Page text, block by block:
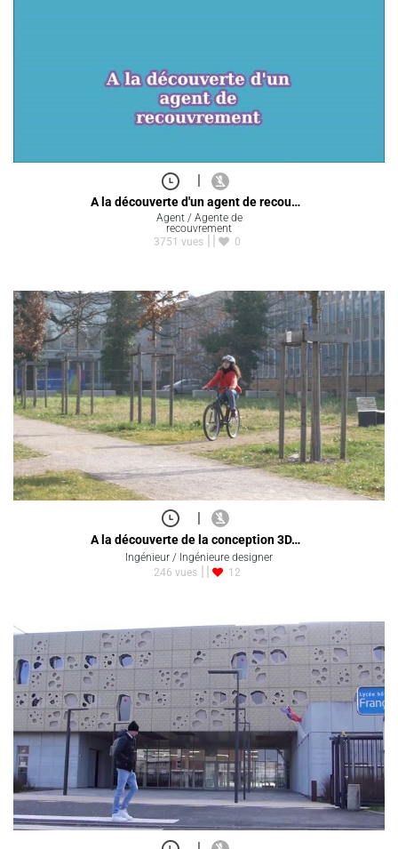
|
A la découverte d'un agent de recou…
Agent / Agente de
recouvrement
3751 vues
0
|
A la découverte de la conception 3D…
Ingénieur / Ingénieure designer
246 vues
12